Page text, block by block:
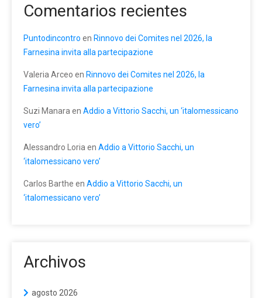
Comentarios recientes
Puntodincontro en Rinnovo dei Comites nel 2026, la
Farnesina invita alla partecipazione
Valeria Arceo en Rinnovo dei Comites nel 2026, la
Farnesina invita alla partecipazione
Suzi Manara en Addio a Vittorio Sacchi, un ‘italomessicano
vero’
Alessandro Loria en Addio a Vittorio Sacchi, un
‘italomessicano vero’
Carlos Barthe en Addio a Vittorio Sacchi, un
‘italomessicano vero’
Archivos
agosto 2026